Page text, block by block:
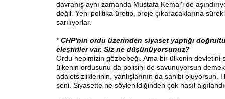
davranış aynı zamanda Mustafa Kemal'i de
değil. Yeni politika üretip, proje çıkaracaklarına
sarılıyorlar.
* CHP'nin ordu üzerinden siyaset yaptığı
eleştiriler var. Siz ne düşünüyorsunuz?
Ordu hepimizin gözbebeği. Ama bir ülkenin devletini
ülkenin ordusunu da polisini de savunuyorsun
adaletsizliklerinin, yanlışlarının da sahibi oluyorsun.
seni. Siyasette ne söylenildiğinden çok nasıl